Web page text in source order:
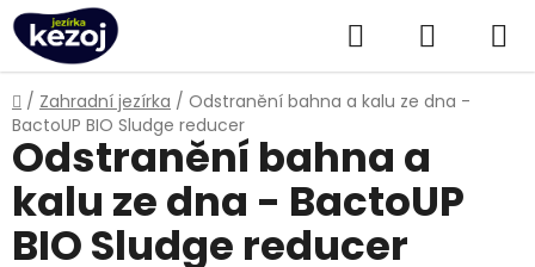
Přejít
na
obsah
Hledat
KOŠÍK
Domů
/ Zahradní jezírka / Odstranění bahna a kalu ze dna -
BactoUP BIO Sludge reducer
Odstranění bahna a
kalu ze dna - BactoUP
BIO Sludge reducer